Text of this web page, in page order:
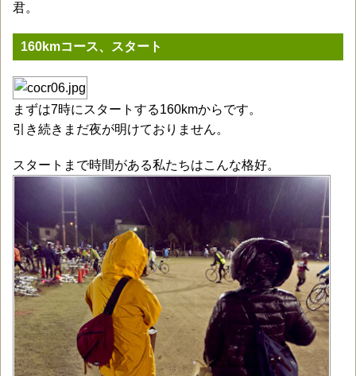
君。
160kmコース、スタート
まずは7時にスタートする160kmからです。
引き続きまだ夜が明けておりません。
スタートまで時間がある私たちはこんな格好。